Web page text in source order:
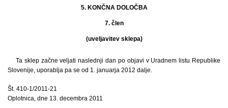
5. KONČNA DOLOČBA
7. člen
(uveljavitev sklepa)
Ta sklep začne veljati naslednji dan po objavi v Uradnem listu Republike
Slovenije, uporablja pa se od 1. januarja 2012 dalje.
Št. 410-1/2011-21
Oplotnica, dne 13. decembra 2011